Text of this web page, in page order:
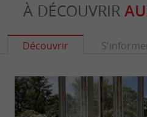
À DÉCOUVRIR
Découvrir